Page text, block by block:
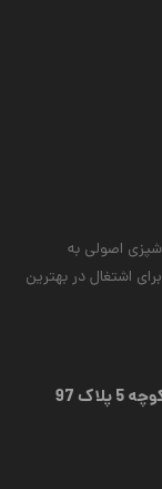
اصولی به
اشتغال در بهترین
قم، خیابان شهید فاطمی( دوره شهر) کوچه 5 پلاک 97